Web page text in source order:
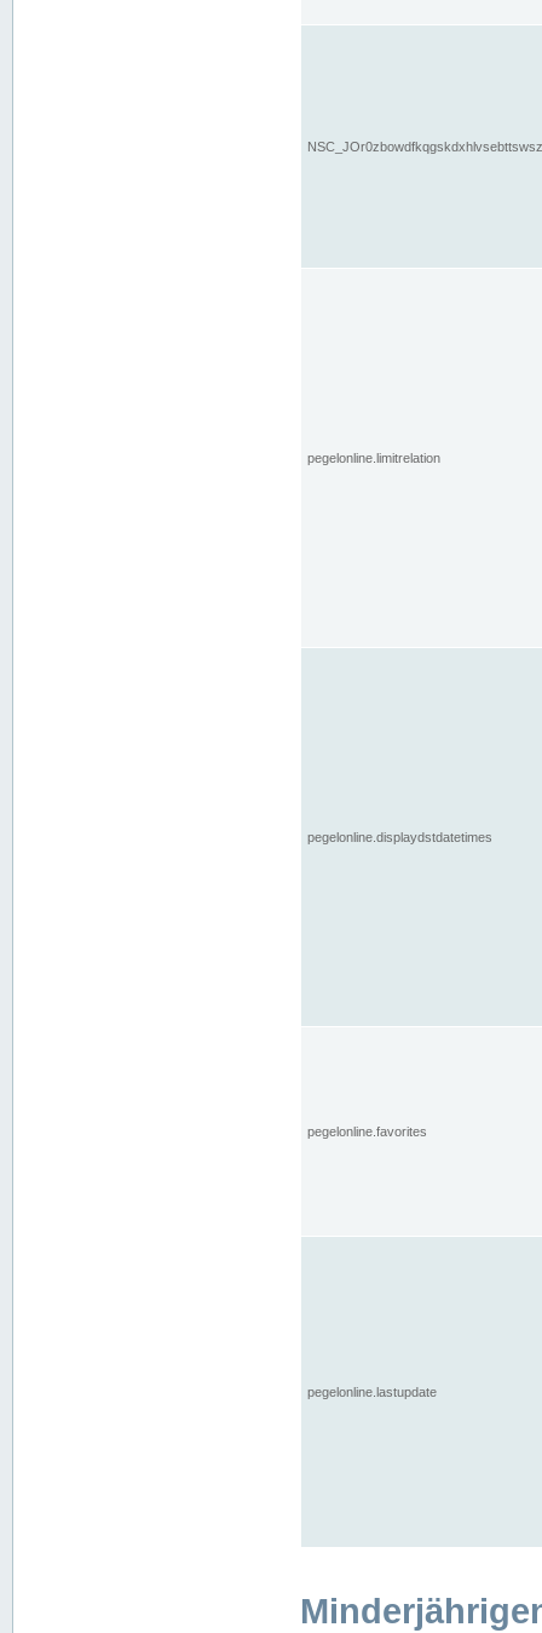
pegelonline.limitrelation
pegelonline.displaydstdatetimes
pegelonline.favorites
pegelonline.lastupdate